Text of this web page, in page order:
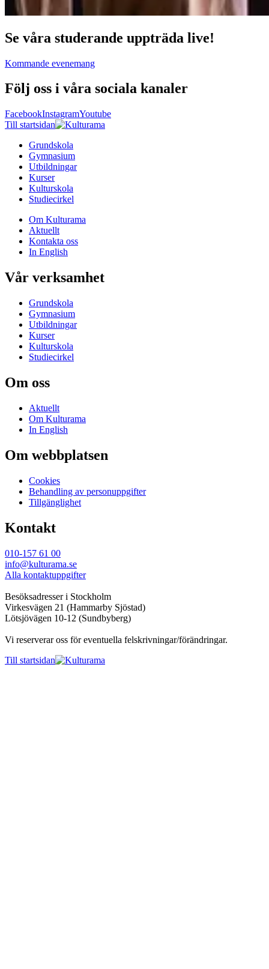
Se våra studerande uppträda live!
Kommande evenemang
Följ oss i våra sociala kanaler
FacebookInstagramYoutube
Till startsidan
Grundskola
Gymnasium
Utbildningar
Kurser
Kulturskola
Studiecirkel
Om Kulturama
Aktuellt
Kontakta oss
In English
Vår verksamhet
Grundskola
Gymnasium
Utbildningar
Kurser
Kulturskola
Studiecirkel
Om oss
Aktuellt
Om Kulturama
In English
Om webbplatsen
Cookies
Behandling av personuppgifter
Tillgänglighet
Kontakt
010-157 61 00
info@kulturama.se
Alla kontaktuppgifter
Besöksadresser i Stockholm
Virkesvägen 21 (Hammarby Sjöstad)
Lötsjövägen 10-12 (Sundbyberg)
Vi reserverar oss för eventuella felskrivningar/förändringar.
Till startsidan